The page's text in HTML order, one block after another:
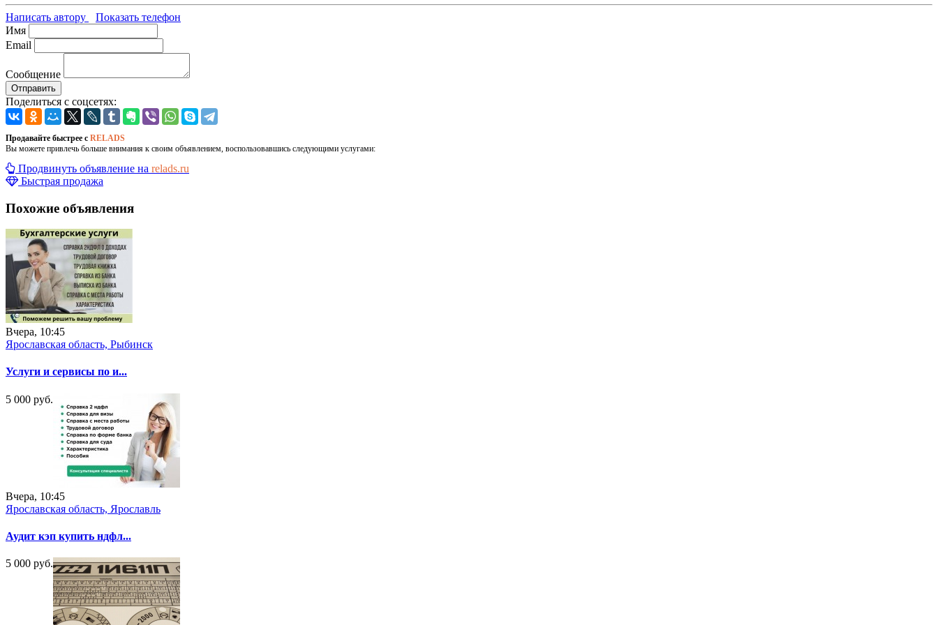
Написать автору
Показать телефон
Имя
Email
Сообщение
Отправить
Поделиться с соцсетях:
Продавайте быстрее с RELADS
Вы можете привлечь больше внимания к своим объявлением, воспользовавшись следующими услугами:
Продвинуть объявление на relads.ru
Быстрая продажа
Похожие объявления
Вчера, 10:45
Ярославская область, Рыбинск
Услуги и сервисы по и...
5 000 руб.
Вчера, 10:45
Ярославская область, Ярославль
Аудит кэп купить ндфл...
5 000 руб.